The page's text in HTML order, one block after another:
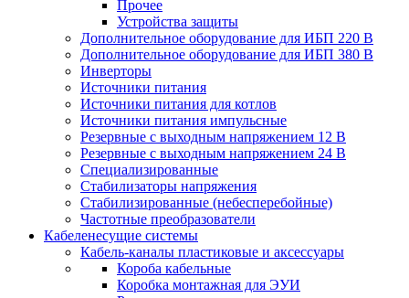
Прочее
Устройства защиты
Дополнительное оборудование для ИБП 220 В
Дополнительное оборудование для ИБП 380 В
Инверторы
Источники питания
Источники питания для котлов
Источники питания импульсные
Резервные с выходным напряжением 12 В
Резервные с выходным напряжением 24 В
Специализированные
Стабилизаторы напряжения
Стабилизированные (небесперебойные)
Частотные преобразователи
Кабеленесущие системы
Кабель-каналы пластиковые и аксессуары
Короба кабельные
Коробка монтажная для ЭУИ